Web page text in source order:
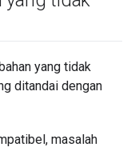
yang tidak
ditandai dengan
masalah